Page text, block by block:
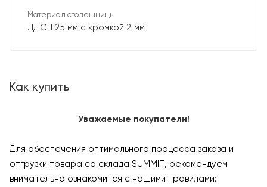
Материал столешницы
ЛДСП 25 мм с кромкой 2 мм
Как купить
Уважаемые покупатели!
Для обеспечения оптимального процесса заказа и
отгрузки товара со склада SUMMIT, рекомендуем
внимательно ознакомится с нашими правилами: